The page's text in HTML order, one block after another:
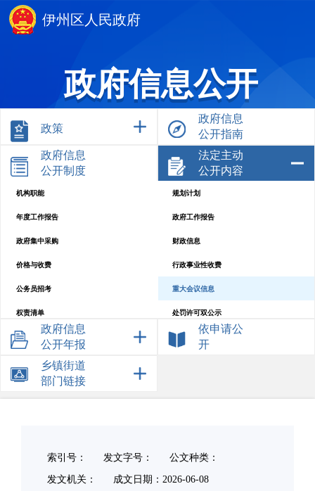
伊州区人民政府
政府信息公开
政策
政府信息
公开指南
政府信息
公开制度
法定主动
公开内容
机构职能 规划计划
年度工作报告 政府工作报告
政府集中采购 财政信息
价格与收费 行政事业性收费
公务员招考 重大会议信息
权责清单 处罚许可双公示
行政强制及其他对外管理 重大决策预公开
提案议案答复
政府预算
政府信息
公开年报
依申请公
开
乡镇街道
部门链接
索引号： 发文字号： 公文种类：
发文机关： 成文日期： 2026-06-08